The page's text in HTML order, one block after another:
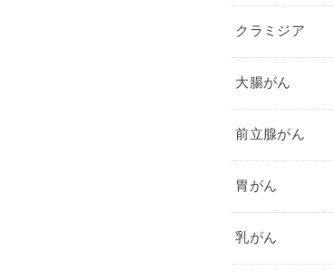
クラミジア
大腸がん
前立腺がん
胃がん
乳がん